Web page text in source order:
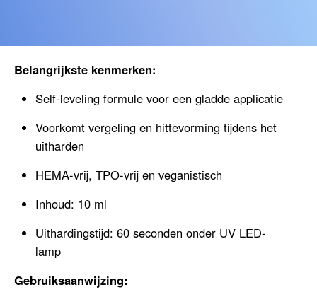
Belangrijkste kenmerken:
Self-leveling formule voor een gladde applicatie
Voorkomt vergeling en hittevorming tijdens het
uitharden
HEMA-vrij, TPO-vrij en veganistisch
Inhoud: 10 ml
Uithardingstijd: 60 seconden onder UV LED-
lamp
Gebruiksaanwijzing: